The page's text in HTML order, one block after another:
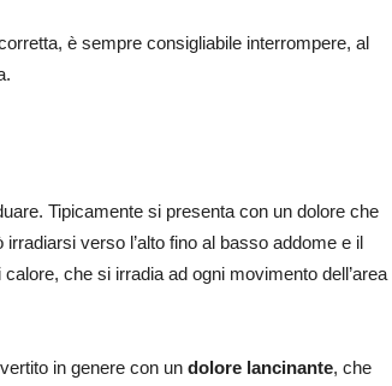
è sempre consigliabile interrompere, al
Tipicamente si presenta con un dolore che
verso l’alto fino al basso addome e il
che si irradia ad ogni movimento dell’area
in genere con un dolore lancinante, che